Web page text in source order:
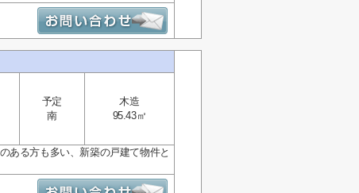
予定
南
木造
95.43㎡
ある方も多い、新築の戸建て物件と